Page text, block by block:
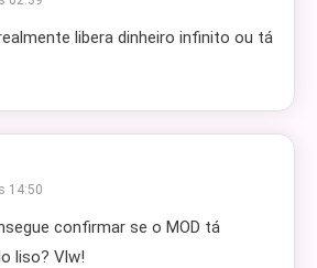
libera dinheiro infinito ou tá
14:50
confirmar se o MOD tá
liso? Vlw!